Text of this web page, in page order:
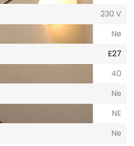
230 V
Ne
E27
40
Ne
NE
Ne